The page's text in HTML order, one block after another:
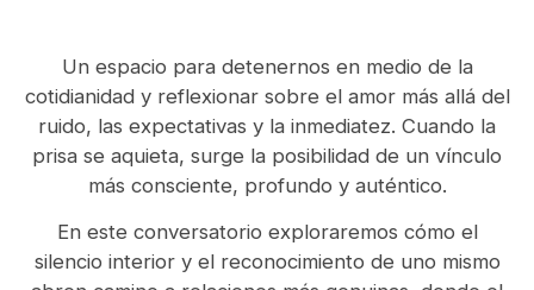
Un espacio para detenernos en medio de la
cotidianidad y reflexionar sobre el amor más allá del
ruido, las expectativas y la inmediatez. Cuando la
prisa se aquieta, surge la posibilidad de un vínculo
más consciente, profundo y auténtico.
En este conversatorio exploraremos cómo el
silencio interior y el reconocimiento de uno mismo